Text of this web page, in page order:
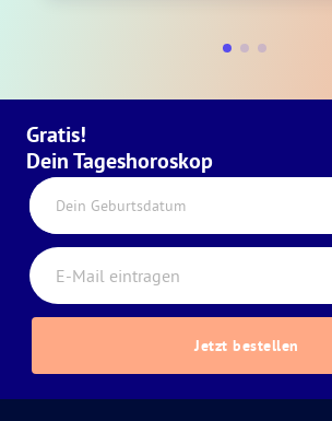
Gratis!
Dein Tageshoroskop
Dein Geburtsdatum
Jetzt bestellen